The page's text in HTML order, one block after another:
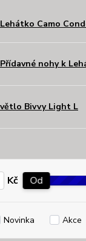
Camo
Přídavné nohy k
Bivvy Light L
Kč Od
Novinka Akce